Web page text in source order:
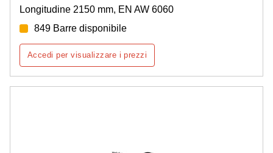
Longitudine 2150 mm, EN AW 6060
849 Barre disponibile
Accedi per visualizzare i prezzi